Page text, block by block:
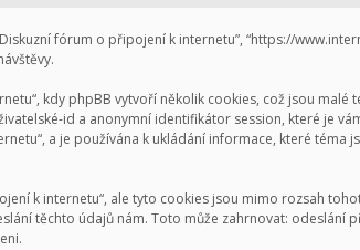
fórum o připojení k internetu”, “https://
kdy phpBB vytvoří několik cookies, což jsou malé
id a anonymní identifikátor session, které je
a je používána k ukládání informace, které téma
k internetu“, ale tyto cookies jsou mimo rozsah
těchto údajů nám. Toto může zahrnovat: odeslání